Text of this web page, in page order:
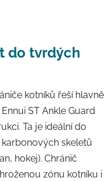
do tvrdých
kotníků řeší hlavně
ST Ankle Guard
Ta je ideální do
skeletů
hokej). Chránič
zónu kotníku i